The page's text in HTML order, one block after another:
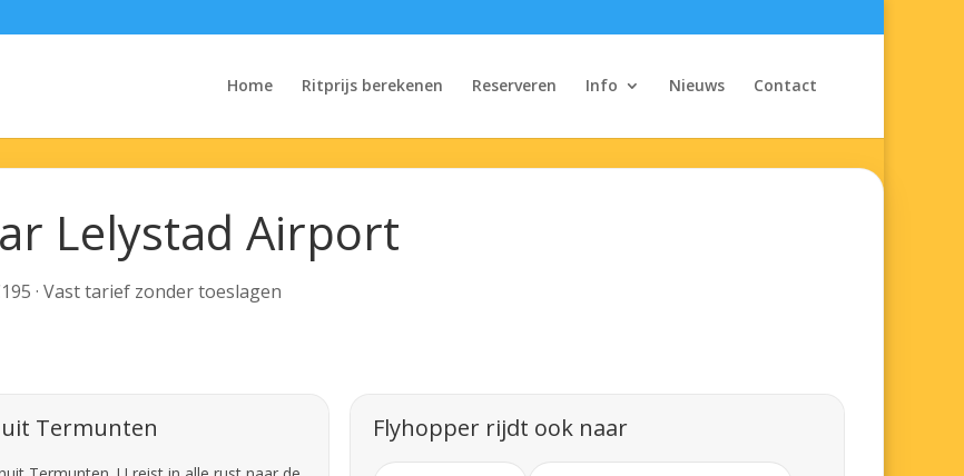
Home Ritprijs berekenen Reserveren Info Nieuws Contact
Lelystad Airport
· Vast tarief zonder toeslagen
Termunten Flyhopper rijdt ook naar